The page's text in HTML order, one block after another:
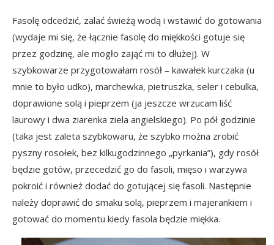
Fasolę odcedzić, zalać świeżą wodą i wstawić do gotowania
(wydaje mi się, że łącznie fasolę do miękkości gotuje się
przez godzinę, ale mogło zająć mi to dłużej). W
szybkowarze przygotowałam rosół – kawałek kurczaka (u
mnie to było udko), marchewka, pietruszka, seler i cebulka,
doprawione solą i pieprzem (ja jeszcze wrzucam liść
laurowy i dwa ziarenka ziela angielskiego). Po pół godzinie
(taka jest zaleta szybkowaru, że szybko można zrobić
pyszny rosołek, bez kilkugodzinnego „pyrkania”), gdy rosół
będzie gotów, przecedzić go do fasoli, mięso i warzywa
pokroić i również dodać do gotującej się fasoli. Następnie
należy doprawić do smaku solą, pieprzem i majerankiem i
gotować do momentu kiedy fasola będzie miękka.